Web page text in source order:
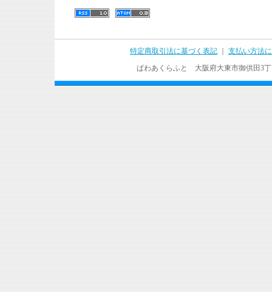
特定商取引法に基づく表記
支払い方法
ぱわあくらふと 大阪府大東市御供田3